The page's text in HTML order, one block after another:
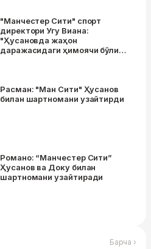
"Манчестер Сити" спорт
директори Угу Виана:
"Ҳусановда жаҳон
даражасидаги ҳимоячи бўлиш
Расман: "Ман Сити" Ҳусанов
билан шартномани узайтирди
Романо: “Манчестер Сити”
Ҳусанов ва Доку билан
шартномани узайтиради
Барча ›